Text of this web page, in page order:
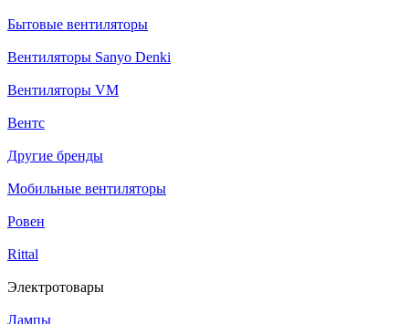
Бытовые вентиляторы
Вентиляторы Sanyo Denki
Вентиляторы VM
Вентс
Другие бренды
Мобильные вентиляторы
Ровен
Rittal
Электротовары
Лампы